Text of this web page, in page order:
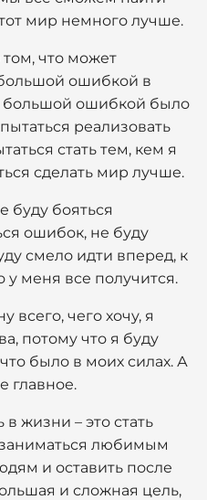
мир немного лучше.
что может
ошибкой в
большой ошибкой было
реализовать
стать тем, кем я
сделать мир лучше.
буду бояться
ошибок, не буду
смело идти вперед, к
у меня все получится.
всего, чего хочу, я
потому что я буду
было в моих силах. А
главное.
жизни – это стать
любимым
и оставить после
и сложная цель,